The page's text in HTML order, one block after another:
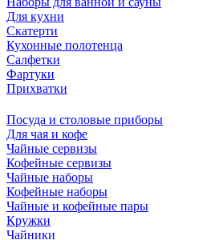
Для кухни
Скатерти
Кухонные полотенца
Салфетки
Фартуки
Прихватки
Посуда и столовые приборы
Для чая и кофе
Чайные сервизы
Кофейные сервизы
Чайные наборы
Кофейные наборы
Чайные и кофейные пары
Кружки
Чайники